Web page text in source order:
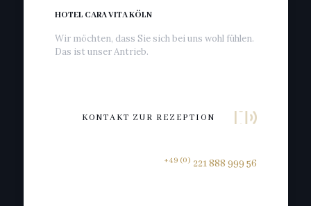
HOTEL CARA VITA KÖLN
Wir möchten, dass Sie sich bei uns wohl fühlen.
Das ist unser Antrieb.
KONTAKT ZUR REZEPTION
+49 (0) 221 888 999 56